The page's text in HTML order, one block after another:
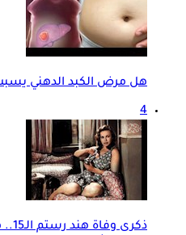
هل مرض الكبد الدهني
4